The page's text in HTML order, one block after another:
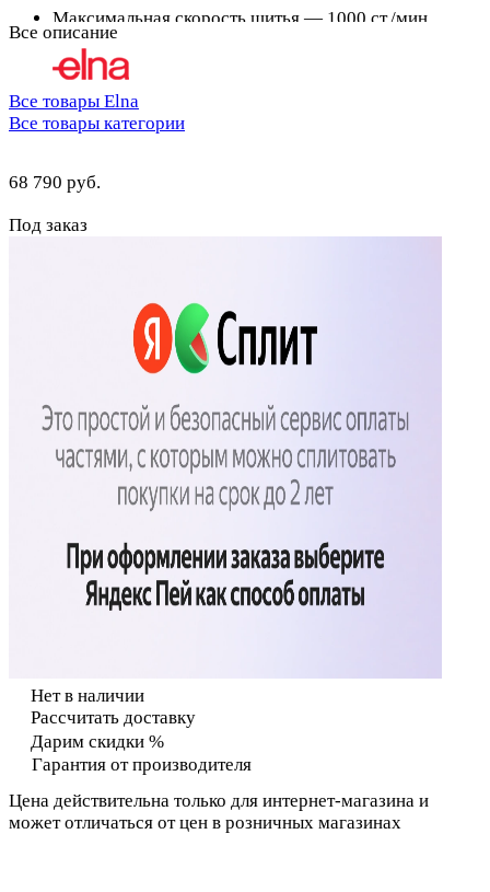
Максимальная скорость шитья — 1000 ст./мин.
Цветовая кодировка каждой нити для лёгкой
заправки машины
Потребляемая мощность - 75 Вт
Регулировка длины стежка до 4мм
Все описание
Все товары Elna
Все товары категории
68 790 руб.
Под заказ
Нет в наличии
Рассчитать доставку
Дарим скидки %
Гарантия от производителя
Цена действительна только для интернет-магазина и
может отличаться от цен в розничных магазинах